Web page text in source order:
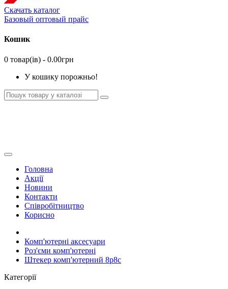
Скачать каталог
Базовый оптовый прайс
Кошик
0 товар(ів) - 0.00грн
У кошику порожньо!
Головна
Акції
Новини
Контакти
Співробітництво
Корисно
Комп'ютерні аксесуари
Роз'єми комп'ютерні
Штекер комп'ютерний 8p8c
Категорії